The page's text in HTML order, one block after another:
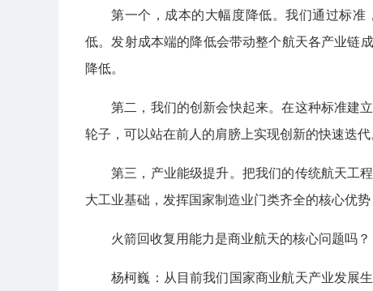
第一个，成本的大幅度降低。我们通过标
低。发射成本端的降低会带动整个航天各产业链
降低。
第二，我们的创新会快起来。在这种标准建
轮子，可以站在前人的肩膀上实现创新的快速迭代
第三，产业能级提升。把我们的传统航天工
大工业基础，发挥国家制造业门类齐全的核心优
火箭回收复用能力是商业航天的核心问题吗？
杨柯巍：从目前我们国家商业航天产业发展